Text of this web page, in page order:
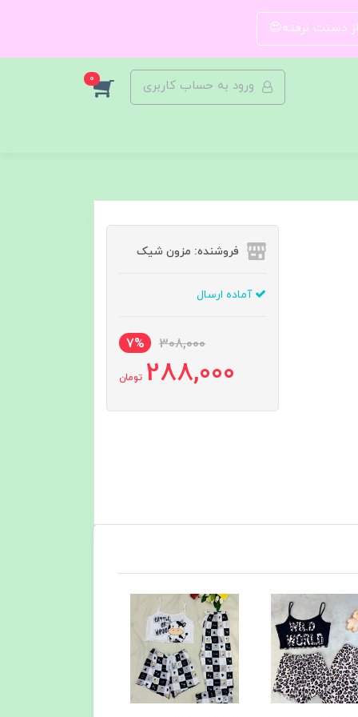
از دستت نرفته😍
ورود به حساب کاربری 0
فروشنده: مزون شیک
آماده ارسال
308,000
7%
288,000 تومان